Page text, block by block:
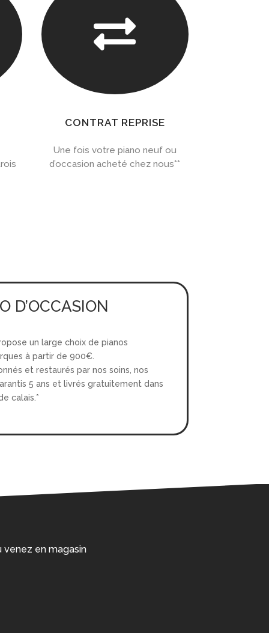

CONTRAT REPRISE
Une fois votre piano neuf ou
d’occasion acheté chez nous**
D’OCCASION
un large choix de pianos
à partir de 900€.
et restaurés par nos soins, nos
5 ans et livrés gratuitement dans
calais.*
venez en magasin